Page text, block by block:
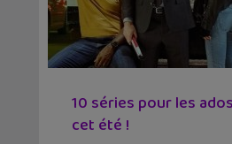
10 séries pour les
cet été !